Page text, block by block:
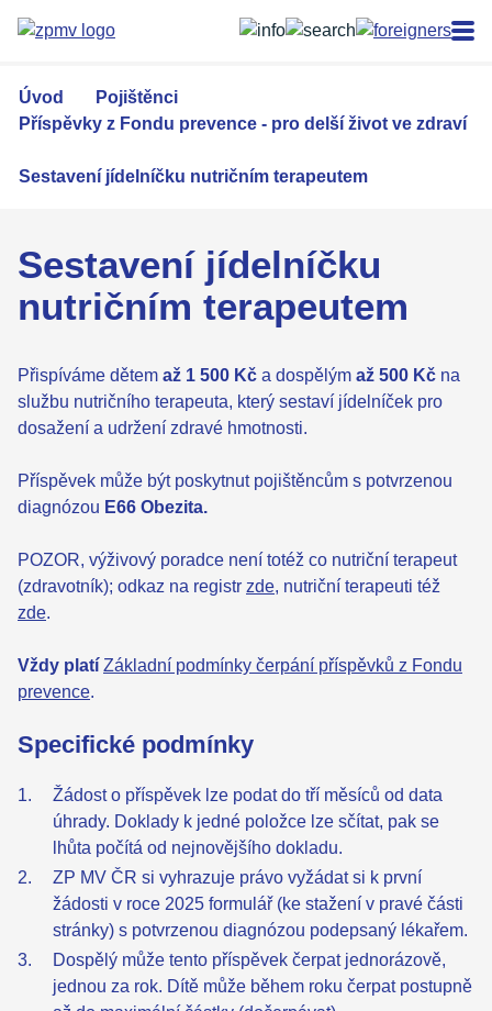
obsahu
Úvod
Pojištěnci
Příspěvky z Fondu prevence - pro delší život ve zdraví
Sestavení jídelníčku nutričním terapeutem
Sestavení jídelníčku
nutričním terapeutem
Přispíváme dětem až 1 500 Kč a dospělým až 500 Kč na
službu nutričního terapeuta, který sestaví jídelníček pro
dosažení a udržení zdravé hmotnosti.
Příspěvek může být poskytnut pojištěncům s potvrzenou
diagnózou E66 Obezita.
POZOR, výživový poradce není totéž co nutriční terapeut
(zdravotník); odkaz na registr zde, nutriční terapeuti též
zde.
Vždy platí Základní podmínky čerpání příspěvků z Fondu
prevence.
Specifické podmínky
Žádost o příspěvek lze podat do tří měsíců od data
úhrady. Doklady k jedné položce lze sčítat, pak se
lhůta počítá od nejnovějšího dokladu.
ZP MV ČR si vyhrazuje právo vyžádat si k první
žádosti v roce 2025 formulář (ke stažení v pravé části
stránky) s potvrzenou diagnózou podepsaný lékařem.
Dospělý může tento příspěvek čerpat jednorázově,
jednou za rok. Dítě může během roku čerpat postupně